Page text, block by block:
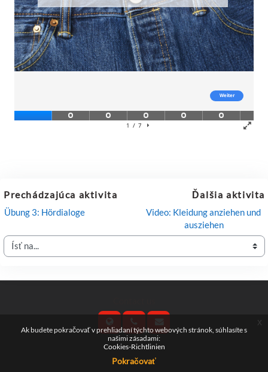
Prechádzajúca aktivita
Übung 3: Hördialoge
Ísť na...
Ďalšia aktivita
Video: Kleidung anziehen und
ausziehen
Follow us
Ak budete pokračovať v prehliadaní týchto webových stránok, súhlasíte s
našimi zásadami:
Cookies-Richtlinien
Pokračovať
x